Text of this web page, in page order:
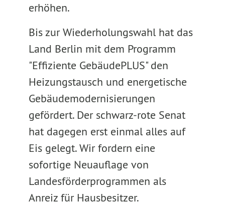
erhöhen.
Bis zur Wiederholungswahl hat das
Land Berlin mit dem Programm
"Effiziente GebäudePLUS" den
Heizungstausch und energetische
Gebäudemodernisierungen
gefördert. Der schwarz-rote Senat
hat dagegen erst einmal alles auf
Eis gelegt. Wir fordern eine
sofortige Neuauflage von
Landesförderprogrammen als
Anreiz für Hausbesitzer.